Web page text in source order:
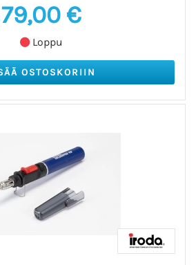
79,00 €
Loppu